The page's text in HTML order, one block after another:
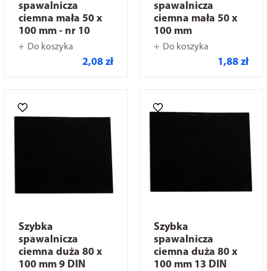
spawalnicza
ciemna mała 50 x
100 mm - nr 10
Do koszyka
2,08 zł
spawalnicza
ciemna mała 50 x
100 mm
Do koszyka
1,88 zł
Szybka
spawalnicza
ciemna duża 80 x
100 mm 9 DIN
Szybka
spawalnicza
ciemna duża 80 x
100 mm 13 DIN